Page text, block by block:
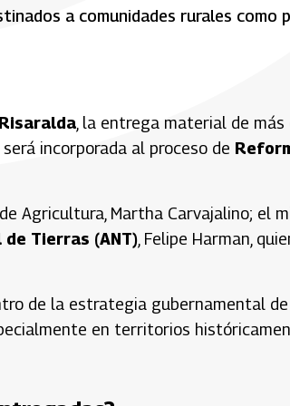
a comunidades rurales como
, la entrega material de
será incorporada al proceso de
Agricultura, Martha Carvajalino; el
Tierras (ANT) , Felipe Harman,
de la estrategia gubernamental
en territorios